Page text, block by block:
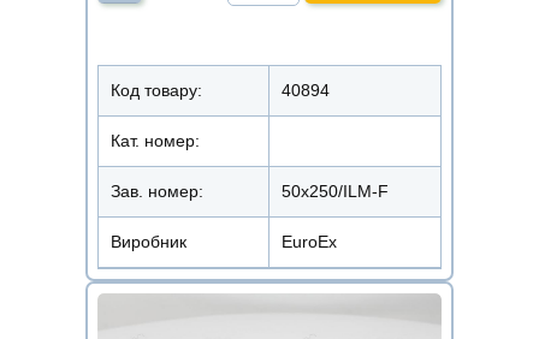
Код товару: 40894
Кат. номер:
Зав. номер: 50х250/ILM-F
Виробник EuroEx